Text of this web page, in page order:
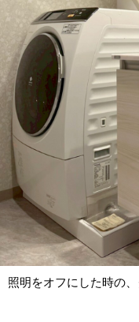
照明をオフにした時の